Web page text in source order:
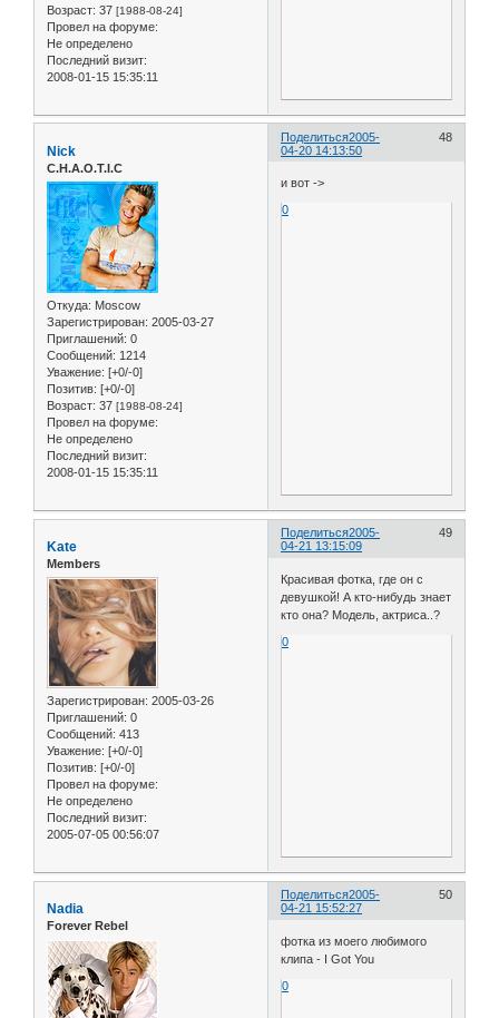
Возраст: 37 [1988-08-24]
Провел на форуме:
Не определено
Последний визит:
2008-01-15 15:35:11
Поделиться 48
2005-
04-20 14:13:50
Nick
C.H.A.O.T.I.C
Откуда: Moscow
Зарегистрирован: 2005-03-27
Приглашений: 0
Сообщений: 1214
Уважение: [+0/-0]
Позитив: [+0/-0]
Возраст: 37 [1988-08-24]
Провел на форуме:
Не определено
Последний визит:
2008-01-15 15:35:11
и вот ->
0
Поделиться 49
2005-
04-21 13:15:09
Kate
Members
Зарегистрирован: 2005-03-26
Приглашений: 0
Сообщений: 413
Уважение: [+0/-0]
Позитив: [+0/-0]
Провел на форуме:
Не определено
Последний визит:
2005-07-05 00:56:07
Красивая фотка, где он с
девушкой! А кто-нибудь знает
кто она? Модель, актриса..?
0
Поделиться 50
2005-
04-21 15:52:27
Nadia
Forever Rebel
фотка из моего любимого
клипа - I Got You
0